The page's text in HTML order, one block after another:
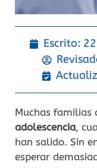
Escrito:
Muchas familias
adolescencia,
han salido. Sin
esperar